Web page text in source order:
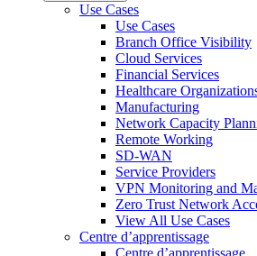
Use Cases
Use Cases
Branch Office Visibility
Cloud Services
Financial Services
Healthcare
Manufacturing
Network Capacity
Remote Working
SD-WAN
Service Providers
VPN Monitoring and
Zero Trust Network
View All Use Cases
Centre d’apprentissage
Centre d’apprentissage